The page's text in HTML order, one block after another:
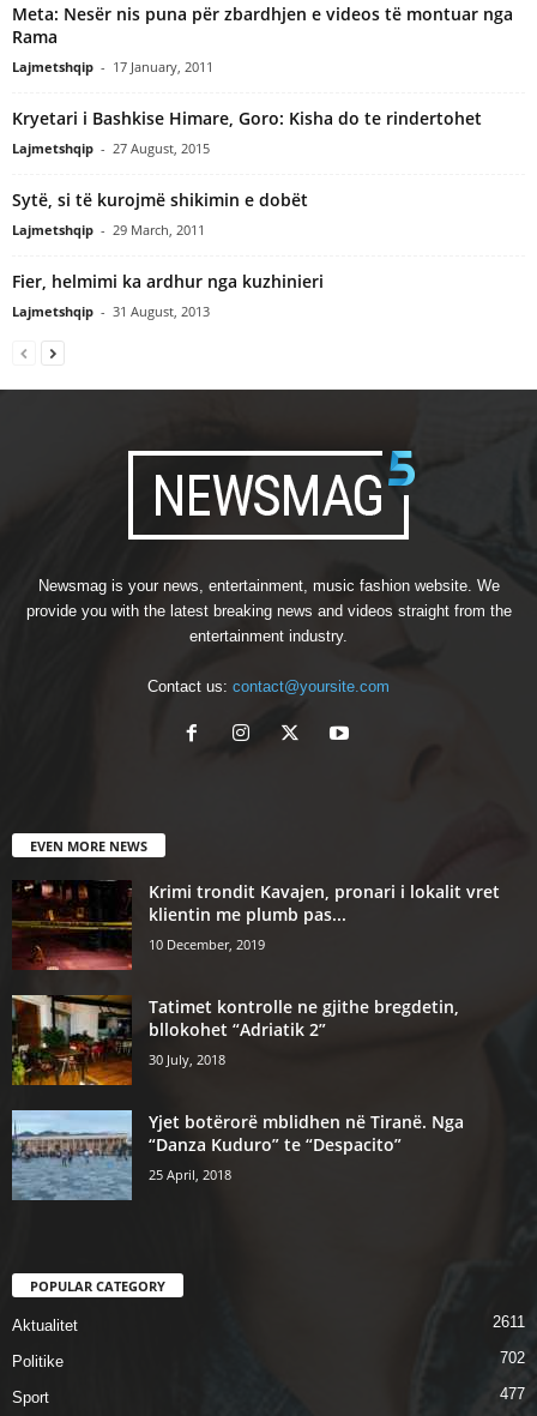
Meta: Nesër nis puna për zbardhjen e videos të montuar nga
Rama
Lajmetshqip - 17 January, 2011
Kryetari i Bashkise Himare, Goro: Kisha do te rindertohet
Lajmetshqip - 27 August, 2015
Sytë, si të kurojmë shikimin e dobët
Lajmetshqip - 29 March, 2011
Fier, helmimi ka ardhur nga kuzhinieri
Lajmetshqip - 31 August, 2013
Newsmag is your news, entertainment, music fashion website. We
provide you with the latest breaking news and videos straight from the
entertainment industry.
Contact us: contact@yoursite.com
EVEN MORE NEWS
Krimi trondit Kavajen, pronari i lokalit vret
klientin me plumb pas...
10 December, 2019
Tatimet kontrolle ne gjithe bregdetin,
bllokohet “Adriatik 2”
30 July, 2018
Yjet botërorë mblidhen në Tiranë. Nga
“Danza Kuduro” te “Despacito”
25 April, 2018
POPULAR CATEGORY
Aktualitet 2611
Politike 702
Sport 477